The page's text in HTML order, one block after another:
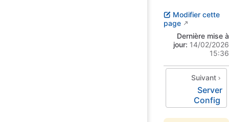
Modifier cette
page
Dernière mise à
jour: 14/02/2026
15:36
Suivant
Server
Config